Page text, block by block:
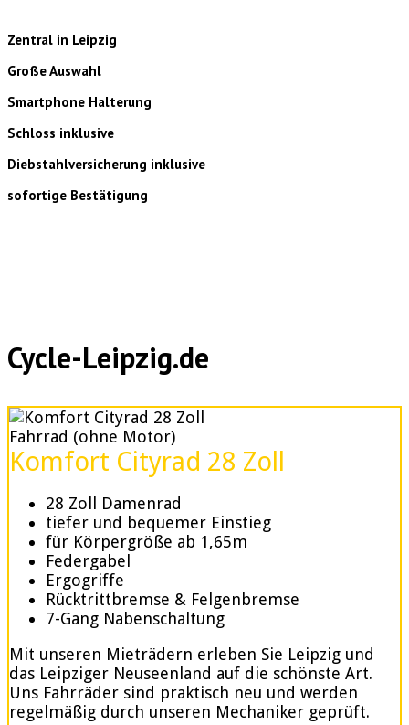
Zentral in Leipzig
Große Auswahl
Smartphone Halterung
Schloss inklusive
Diebstahlversicherung inklusive
sofortige Bestätigung
Cycle-Leipzig.de
Fahrrad (ohne Motor)
Komfort Cityrad 28 Zoll
28 Zoll Damenrad
tiefer und bequemer Einstieg
für Körpergröße ab 1,65m
Federgabel
Ergogriffe
Rücktrittbremse & Felgenbremse
7-Gang Nabenschaltung
Mit unseren Mieträdern erleben Sie Leipzig und
das Leipziger Neuseenland auf die schönste Art.
Uns Fahrräder sind praktisch neu und werden
regelmäßig durch unseren Mechaniker geprüft.